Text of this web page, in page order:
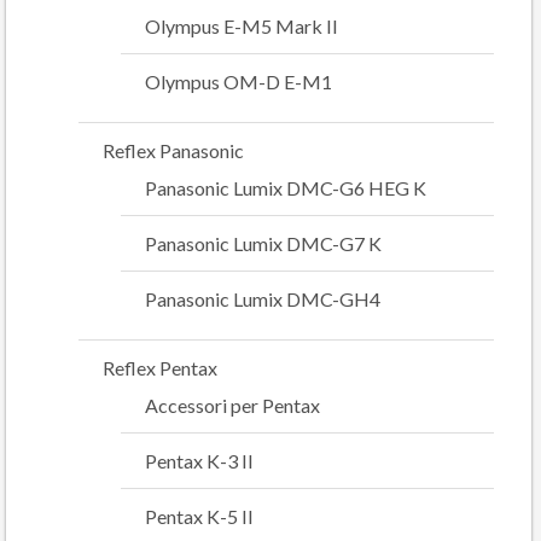
Olympus E-M5 Mark II
Olympus OM-D E-M1
Reflex Panasonic
Panasonic Lumix DMC-G6 HEG K
Panasonic Lumix DMC-G7 K
Panasonic Lumix DMC-GH4
Reflex Pentax
Accessori per Pentax
Pentax K-3 II
Pentax K-5 II